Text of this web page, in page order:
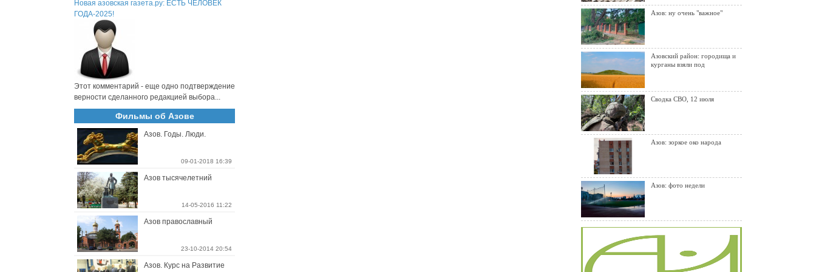
Новая азовская газета.ру: ЕСТЬ ЧЕЛОВЕК
ГОДА-2025!
Этот комментарий - еще одно подтверждение
верности сделанного редакцией выбора...
Фильмы об Азове
Азов. Годы. Люди.
09-01-2018 16:39
Азов тысячелетний
14-05-2016 11:22
Азов православный
23-10-2014 20:54
Азов. Курс на Развитие
Азов: ну очень "важное"
Азовский район: городища и
курганы взяли под
Сводка СВО, 12 июля
Азов: зоркое око народа
Азов: фото недели